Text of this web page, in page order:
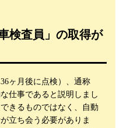
検査員」の取得が
ヶ月後に点検）、通称
仕事であると説明しまし
きるものではなく、自動
立ち会う必要がありま